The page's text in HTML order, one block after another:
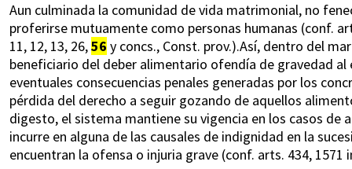
Aun culminada la comunidad de vida matrimonial, no
proferirse mutuamente como personas humanas (conf.
11, 12, 13, 26,56 y concs., Const. prov.).Así, dentro del
beneficiario del deber alimentario ofendía de gravedad
eventuales consecuencias penales generadas por los
pérdida del derecho a seguir gozando de aquellos
digesto, el sistema mantiene su vigencia en los casos
incurre en alguna de las causales de indignidad en la
encuentran la ofensa o injuria grave (conf. arts. 434, 1571